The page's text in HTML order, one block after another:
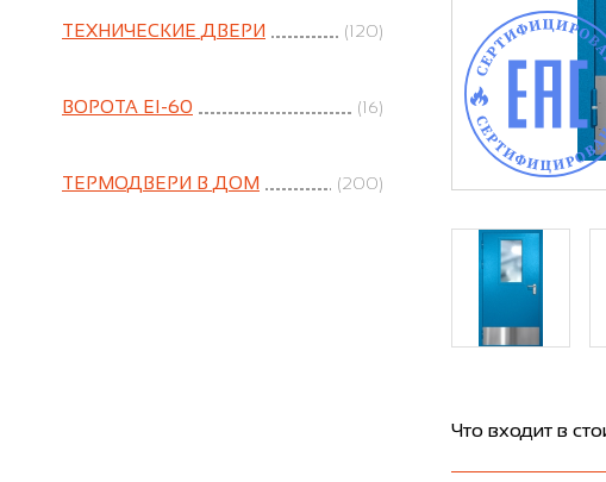
ТЕХНИЧЕСКИЕ ДВЕРИ (120)
ВОРОТА EI-60 (16)
ТЕРМОДВЕРИ В ДОМ (200)
Что входит в